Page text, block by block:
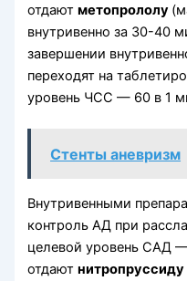
отдаютметопрололу
внутривенно за 30-40
завершении
переходят на
уровень ЧСС — 60 в 1
Стенты аневризм
Внутривенными
контроль АД при
целевой уровень САД
отдают